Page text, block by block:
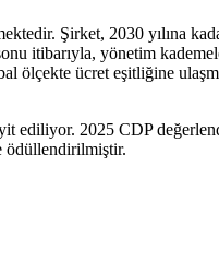
Şirket, 2030 yılına
itibarıyla, yönetim
ölçekte ücret eşitliğine
ediliyor. 2025 CDP
ödüllendirilmiştir.